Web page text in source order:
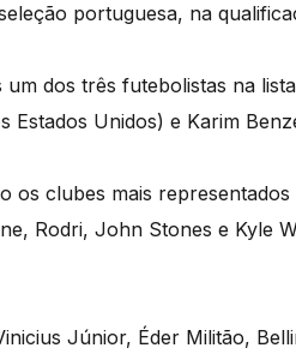
portuguesa, na
um dos três futebolistas na
Estados Unidos) e Karim
os clubes mais representados
Rodri, John Stones e Kyle
Júnior, Éder Militão,